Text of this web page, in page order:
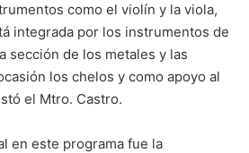
como el violín y la viola,
integrada por los instrumentos de
sección de los metales y las
los chelos y como apoyo al
el Mtro. Castro.
en este programa fue la